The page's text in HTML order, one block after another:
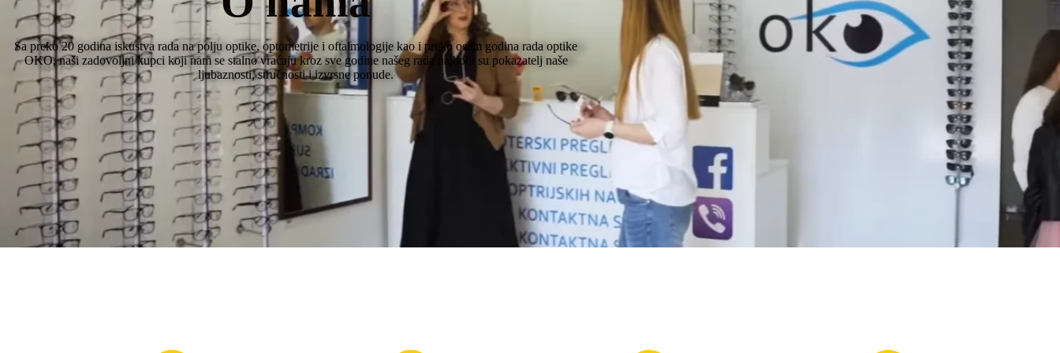
Sa preko 20 godina iskustva rada na polju optike, optometrije i oftalmologije kao i preko osam godina rada optike
OKO, naši zadovoljni kupci koji nam se stalno vraćaju kroz sve godine našeg rada najbolji su pokazatelj naše
ljubaznosti, stručnosti i izvrsne ponude.